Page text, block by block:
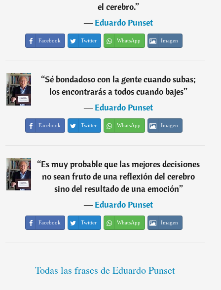
el cerebro.”
―Eduardo Punset
Facebook Twitter WhatsApp Imagen
“Sé bondadoso con la gente cuando subas;
los encontrarás a todos cuando bajes”
―Eduardo Punset
Facebook Twitter WhatsApp Imagen
“Es muy probable que las mejores decisiones
no sean fruto de una reflexión del cerebro
sino del resultado de una emoción”
―Eduardo Punset
Facebook Twitter WhatsApp Imagen
Todas las frases de Eduardo Punset